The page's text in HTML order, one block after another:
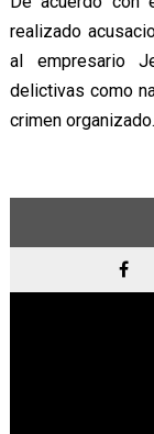
realizado
al empresario
delictivas como
crimen organizado.